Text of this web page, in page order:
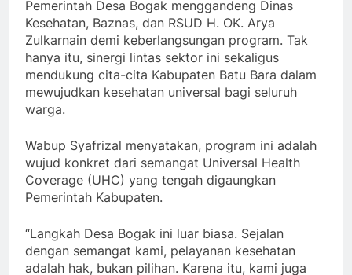
Pemerintah Desa Bogak menggandeng Dinas
Kesehatan, Baznas, dan RSUD H. OK. Arya
Zulkarnain demi keberlangsungan program. Tak
hanya itu, sinergi lintas sektor ini sekaligus
mendukung cita-cita Kabupaten Batu Bara dalam
mewujudkan kesehatan universal bagi seluruh
warga.
Wabup Syafrizal menyatakan, program ini adalah
wujud konkret dari semangat Universal Health
Coverage (UHC) yang tengah digaungkan
Pemerintah Kabupaten.
“Langkah Desa Bogak ini luar biasa. Sejalan
dengan semangat kami, pelayanan kesehatan
adalah hak, bukan pilihan. Karena itu, kami juga